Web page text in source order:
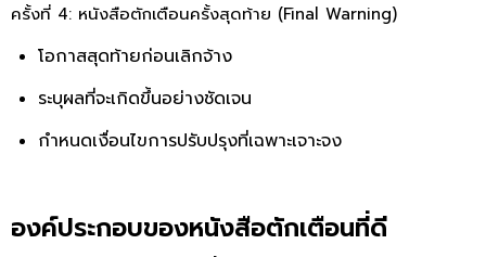
ครั้งที่ 4: หนังสือตักเตือนครั้งสุดท้าย (Final Warning)
โอกาสสุดท้ายก่อนเลิกจ้าง
ระบุผลที่จะเกิดขึ้นอย่างชัดเจน
กำหนดเงื่อนไขการปรับปรุงที่เฉพาะเจาะจง
องค์ประกอบของหนังสือตักเตือนที่ดี